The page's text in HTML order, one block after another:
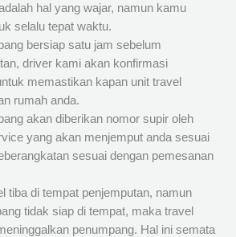
hal yang wajar, namun kamu
selalu tepat waktu.
bersiap satu jam sebelum
driver kami akan konfirmasi
memastikan kapan unit travel
rumah anda.
akan diberikan nomor supir oleh
yang akan menjemput anda sesuai
sesuai dengan pemesanan
tiba di tempat penjemputan, namun
tidak siap di tempat, maka travel
penumpang. Hal ini semata